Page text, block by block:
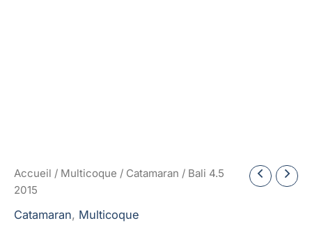
Accueil / Multicoque / Catamaran / Bali 4.5
2015
Catamaran, Multicoque